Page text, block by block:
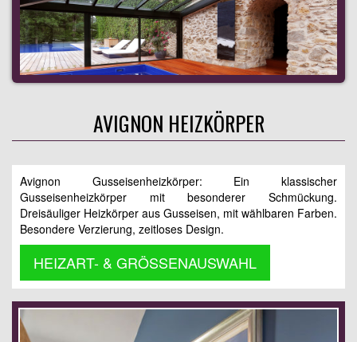
AVIGNON HEIZKÖRPER
Avignon Gusseisenheizkörper: Ein klassischer
Gusseisenheizkörper mit besonderer Schmückung.
Dreisäuliger Heizkörper aus Gusseisen, mit wählbaren Farben.
Besondere Verzierung, zeitloses Design.
HEIZART- & GRÖSSENAUSWAHL